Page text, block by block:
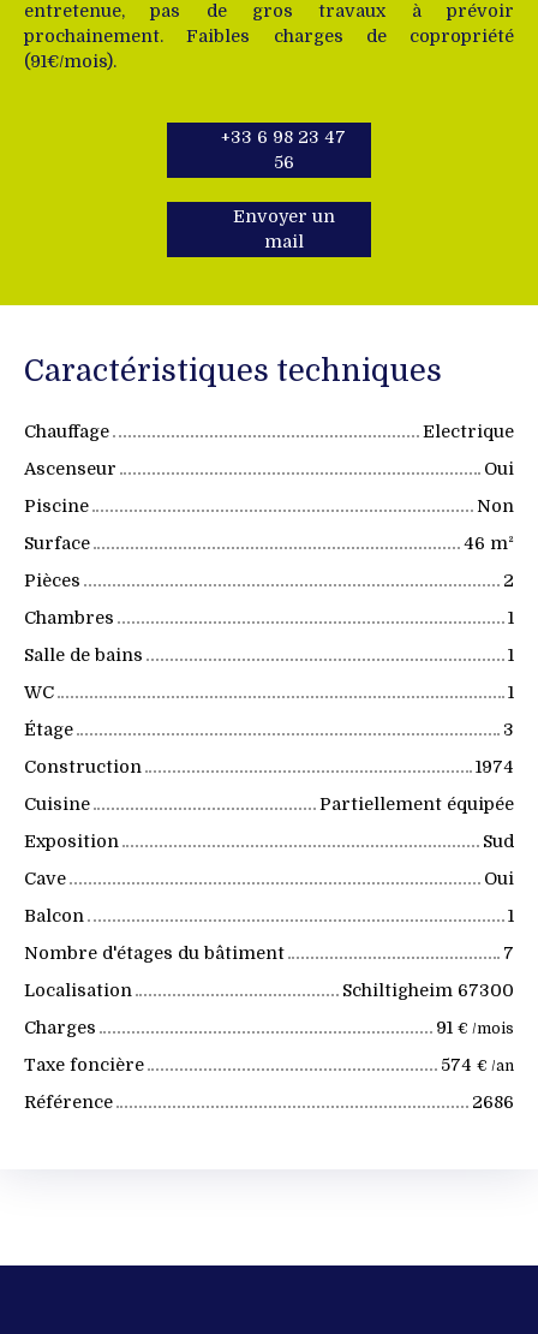
entretenue, pas de gros travaux à prévoir
prochainement. Faibles charges de copropriété
(91€/mois).
+33 6 98 23 47
56
Envoyer un
mail
Caractéristiques techniques
Chauffage
Electrique
Ascenseur
Oui
Piscine
Non
Surface
46 m²
Pièces
2
Chambres
1
Salle de bains
1
WC
1
Étage
3
Construction
1974
Cuisine
Partiellement équipée
Exposition
Sud
Cave
Oui
Balcon
1
Nombre d'étages du bâtiment
7
Localisation
Schiltigheim 67300
Charges
91 € /mois
Taxe foncière 574 € /an
Référence 2686